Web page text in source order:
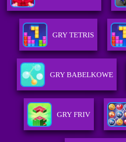
GRY TETRIS
GRY BABELKOWE
GRY FRIV